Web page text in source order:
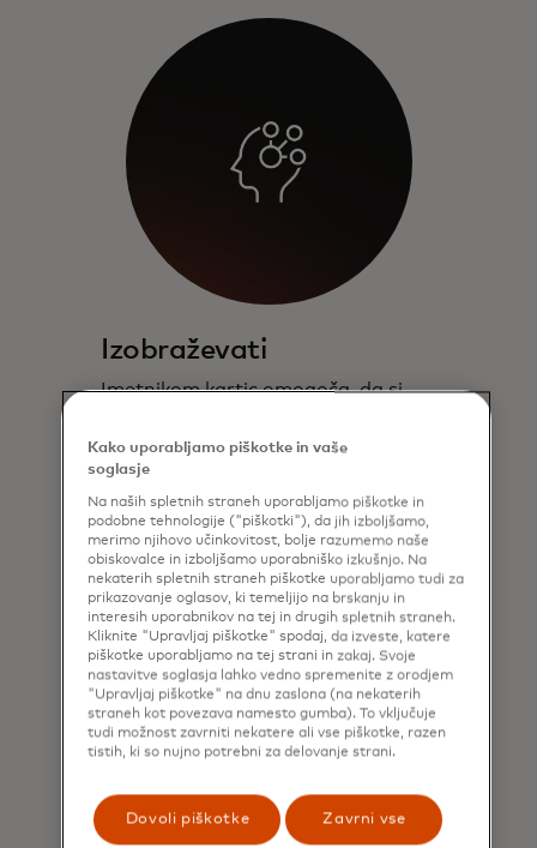
Izobraževati
Imetnikom kartic omogoča, da si
ogljični odtis na podlagi svojih
nakupov.
Kako uporabljamo piškotke in vaše
soglasje
Na naših spletnih straneh uporabljamo piškotke in
podobne tehnologije ("piškotki"), da jih izboljšamo,
merimo njihovo učinkovitost, bolje razumemo naše
obiskovalce in izboljšamo uporabniško izkušnjo. Na
nekaterih spletnih straneh piškotke uporabljamo tudi za
prikazovanje oglasov, ki temeljijo na brskanju in
interesih uporabnikov na tej in drugih spletnih straneh.
Kliknite "Upravljaj piškotke" spodaj, da izveste, katere
piškotke uporabljamo na tej strani in zakaj. Svoje
nastavitve soglasja lahko vedno spremenite z orodjem
"Upravljaj piškotke" na dnu zaslona (na nekaterih
straneh kot povezava namesto gumba). To vključuje
tudi možnost zavrniti nekatere ali vse piškotke, razen
tistih, ki so nujno potrebni za delovanje strani.
Dovoli piškotke Zavrni vse